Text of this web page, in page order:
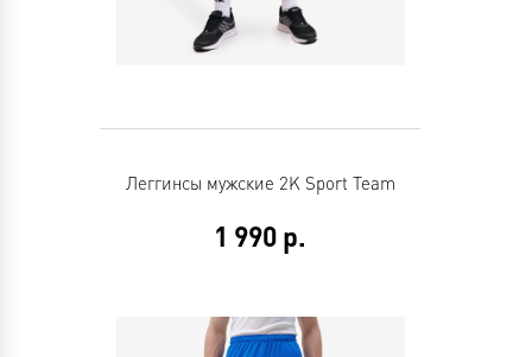
Леггинсы мужские 2K Sport Team
1 990 р.